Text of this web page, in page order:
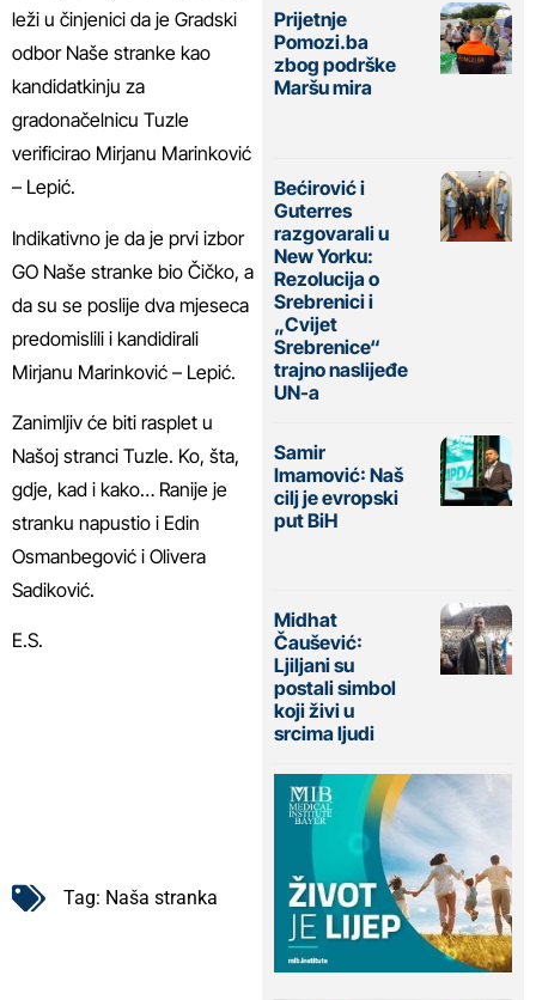
leži u činjenici da je Gradski
odbor Naše stranke kao
kandidatkinju za
gradonačelnicu Tuzle
verificirao Mirjanu Marinković
– Lepić.
Indikativno je da je prvi izbor
GO Naše stranke bio Čičko, a
da su se poslije dva mjeseca
predomislili i kandidirali
Mirjanu Marinković – Lepić.
Zanimljiv će biti rasplet u
Našoj stranci Tuzle. Ko, šta,
gdje, kad i kako… Ranije je
stranku napustio i Edin
Osmanbegović i Olivera
Sadiković.
E.S.
Tag: Naša stranka
Prijetnje
Pomozi.ba
zbog podrške
Maršu mira
Bećirović i
Guterres
razgovarali u
New Yorku:
Rezolucija o
Srebrenici i
„Cvijet
Srebrenice“
trajno naslijeđe
UN-a
Samir
Imamović: Naš
cilj je evropski
put BiH
Midhat
Čaušević:
Ljiljani su
postali simbol
koji živi u
srcima ljudi